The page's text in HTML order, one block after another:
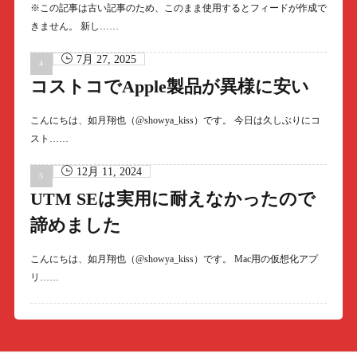
※この記事は古い記事のため、このまま使用するとフィードが作成で
きません。 新し……
7月 27, 2025
コストコでApple製品が異様に安い
こんにちは、如月翔也（@showya_kiss）です。 今日は久しぶりにコ
スト……
12月 11, 2024
UTM SEは実用に耐えなかったので
諦めました
こんにちは、如月翔也（@showya_kiss）です。 Mac用の仮想化アプ
リ……